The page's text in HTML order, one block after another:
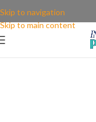
Skip to navigation
Skip to main content